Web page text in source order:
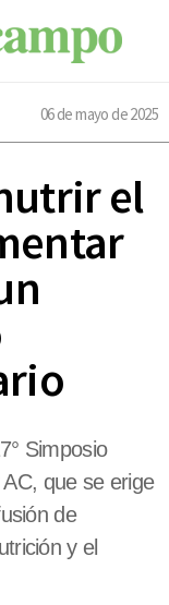
06 de mayo de 2025
el
Simposio
que se erige
de
y el